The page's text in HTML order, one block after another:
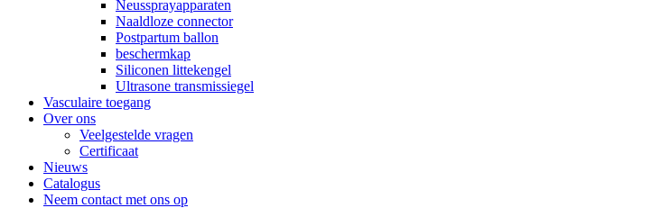
Neussprayapparaten
Naaldloze connector
Postpartum ballon
beschermkap
Siliconen littekengel
Ultrasone transmissiegel
Vasculaire toegang
Over ons
Veelgestelde vragen
Certificaat
Nieuws
Catalogus
Neem contact met ons op